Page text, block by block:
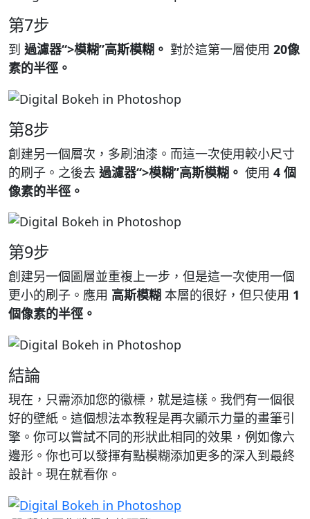
第7步
到 過濾器“>模糊”高斯模糊。 對於這第一層使用 20像
素的半徑。
第8步
創建另一個層次，多刷油漆。而這一次使用較小尺寸
的刷子。之後去 過濾器“>模糊”高斯模糊。 使用 4 個
像素的半徑。
第9步
創建另一個圖層並重複上一步，但是這一次使用一個
更小的刷子。應用 高斯模糊 本層的很好，但只使用 1
個像素的半徑。
結論
現在，只需添加您的徽標，就是這樣。我們有一個很
好的壁紙。這個想法本教程是再次顯示力量的畫筆引
擎。你可以嘗試不同的形狀此相同的效果，例如像六
邊形。你也可以發揮有點模糊添加更多的深入到最終
設計。現在就看你。